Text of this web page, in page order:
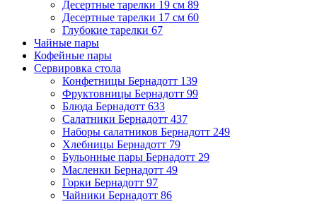
Десертные тарелки 19 см 89
Десертные тарелки 17 см 60
Глубокие тарелки 67
Чайные пары
Кофейные пары
Сервировка стола
Конфетницы Бернадотт 139
Фруктовницы Бернадотт 99
Блюда Бернадотт 633
Салатники Бернадотт 437
Наборы салатников Бернадотт 249
Хлебницы Бернадотт 79
Бульонные пары Бернадотт 29
Масленки Бернадотт 49
Горки Бернадотт 97
Чайники Бернадотт 86